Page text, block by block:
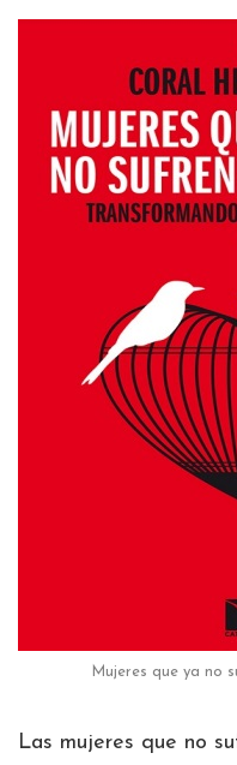
Mujeres que ya no
Las mujeres que no